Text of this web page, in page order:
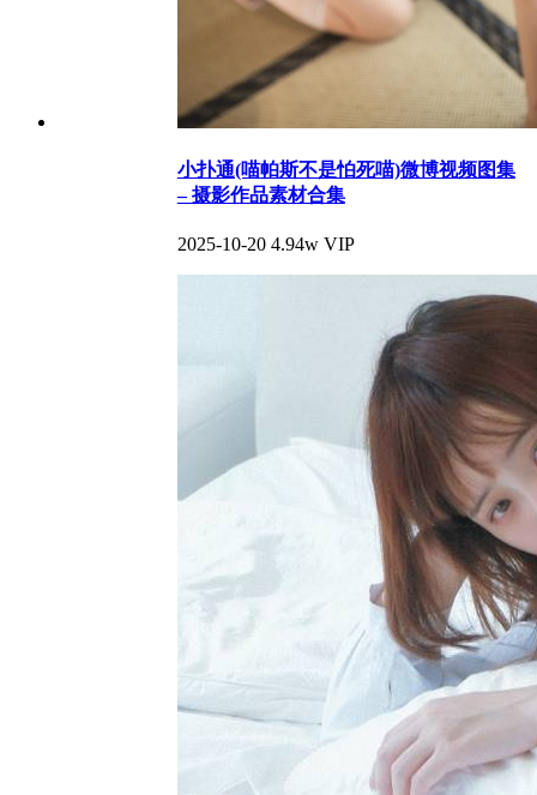
小扑通(喵帕斯不是怕死喵)微博视频图集
– 摄影作品素材合集
2025-10-20 4.94w VIP